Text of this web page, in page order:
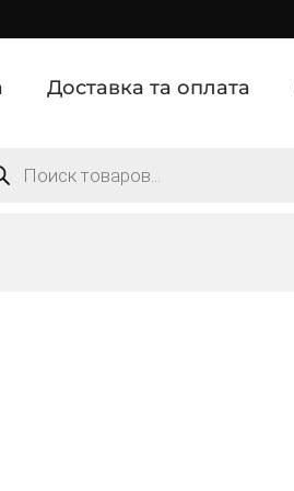
Доставка та оплата